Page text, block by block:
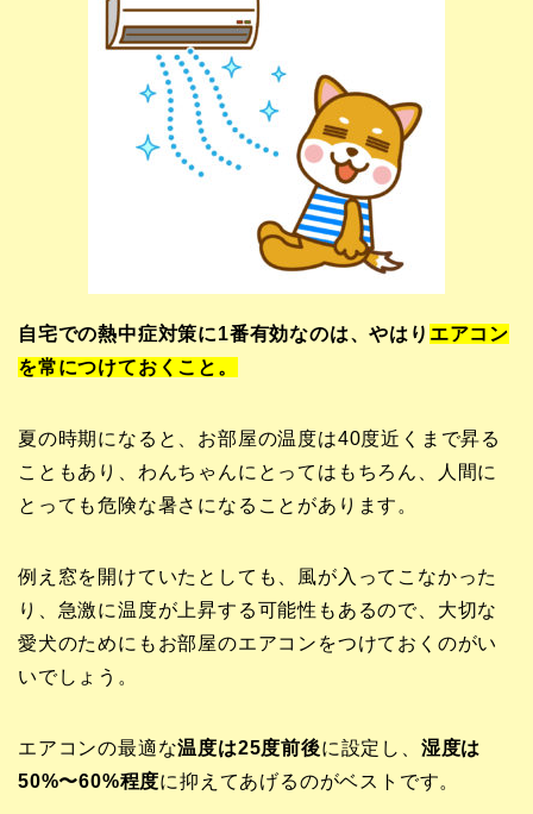
自宅での熱中症対策に1番有効なのは、やはり エアコン
を常につけておくこと。
夏の時期になると、お部屋の温度は40度近くまで昇る
こともあり、わんちゃんにとってはもちろん、人間に
とっても危険な暑さになることがあります。
例え窓を開けていたとしても、風が入ってこなかった
り、急激に温度が上昇する可能性もあるので、大切な
愛犬のためにもお部屋のエアコンをつけておくのがい
いでしょう。
エアコンの最適な温度は25度前後に設定し、 湿度は
50%〜60%程度に抑えてあげるのがベストです。